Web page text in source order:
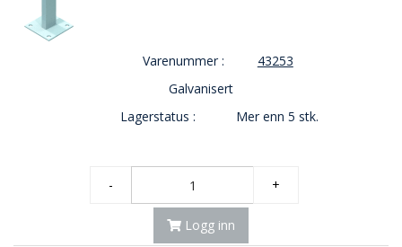
Varenummer :
43253
Galvanisert
Lagerstatus :
Mer enn 5 stk.
- +
Logg inn